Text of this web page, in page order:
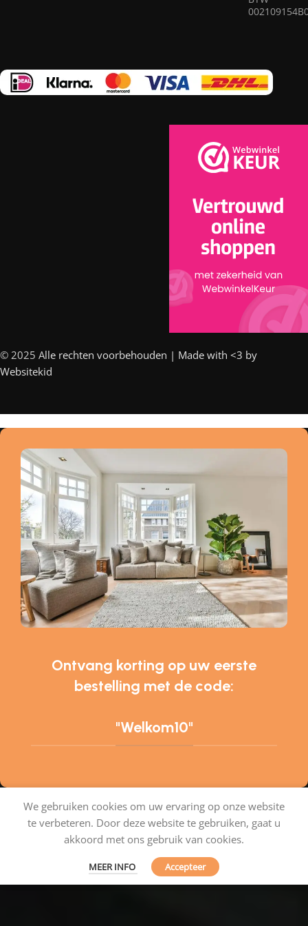
nut op ingenieuze wijze te combineren in elk vloerkleed.
© 2025 Alle rechten voorbehouden | Made with <3 by
Websitekid
Ontvang korting op uw eerste
bestelling met de code:
"Welkom10"
We gebruiken cookies om uw ervaring op onze website
te verbeteren. Door deze website te gebruiken, gaat u
akkoord met ons gebruik van cookies.
MEER INFO Accepteer
Tapijtenshop.com